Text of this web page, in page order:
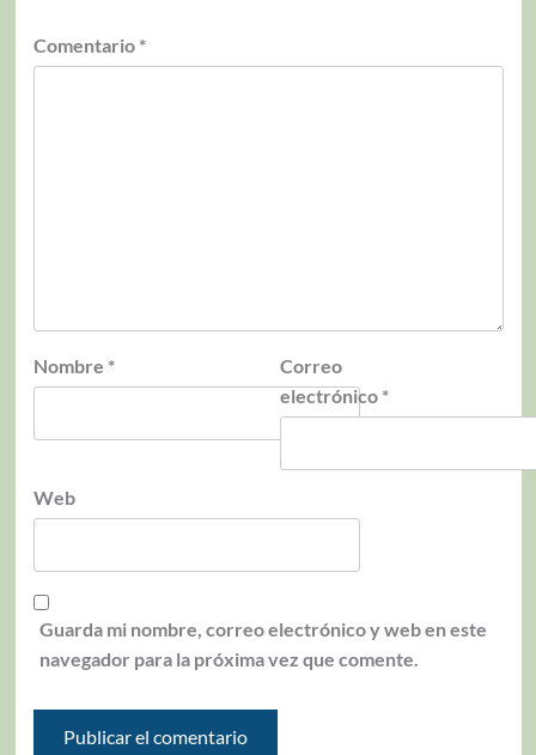
Comentario *
Nombre *
Correo
electrónico *
Web
Guarda mi nombre, correo electrónico y web en este
navegador para la próxima vez que comente.